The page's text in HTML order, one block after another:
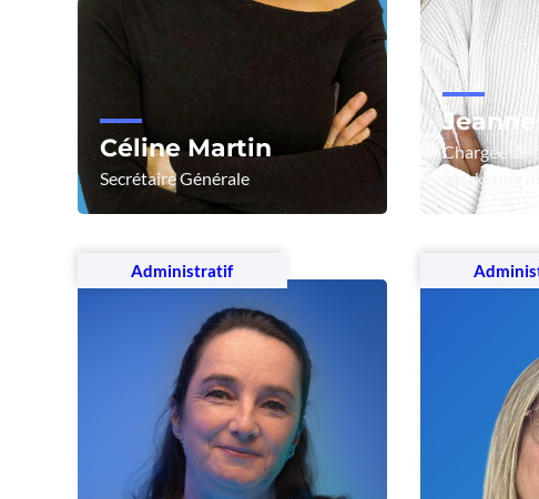
Céline Martin
Secrétaire Générale
Jeanne
Chargée de
Marketing
Administratif